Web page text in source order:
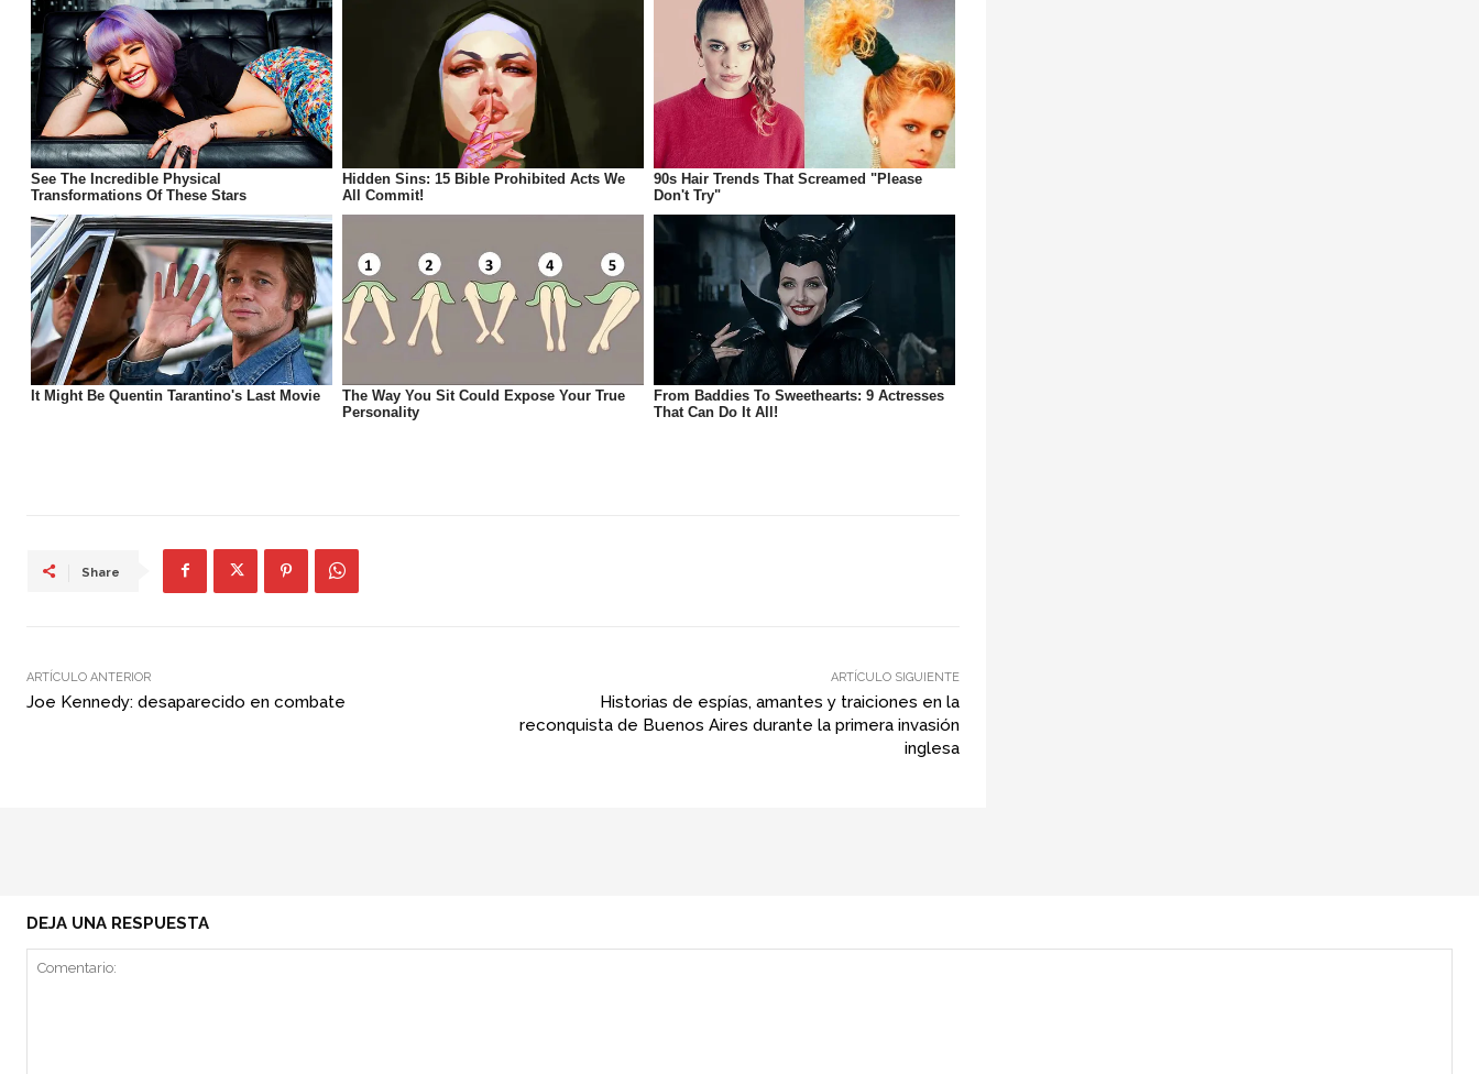
Share
ARTÍCULO ANTERIOR
Joe Kennedy: desaparecido en combate
ARTÍCULO SIGUIENTE
Historias de espías, amantes y traiciones en la
reconquista de Buenos Aires durante la primera invasión
inglesa
DEJA UNA RESPUESTA